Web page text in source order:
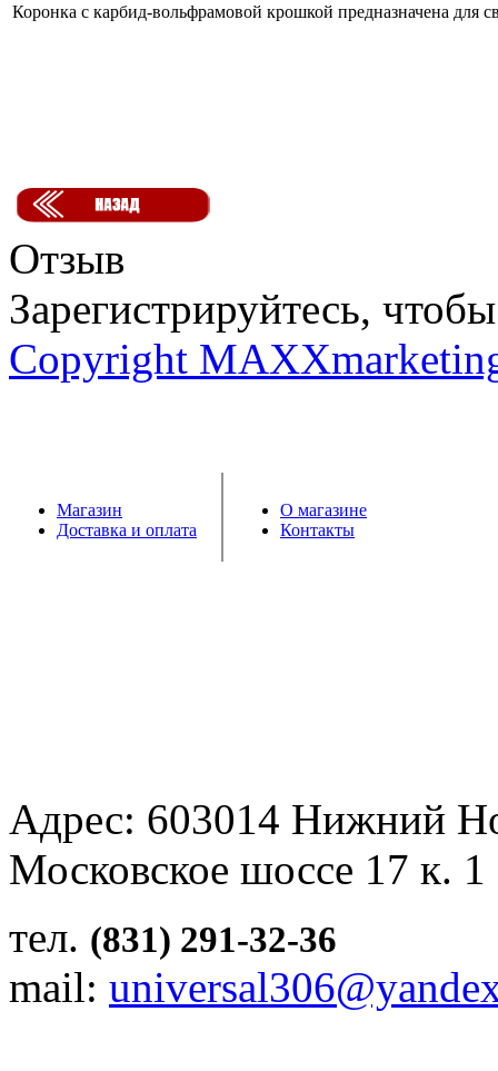
Коронка с карбид-вольфрамовой крошкой предназначена для
Отзыв
Зарегистрируйтесь,
Copyright
Магазин
Доставка и оплата
О магазине
Контакты
Адрес: 603014 Нижний
Московское шоссе 17 к.
тел. (831) 291-32-36
mail: